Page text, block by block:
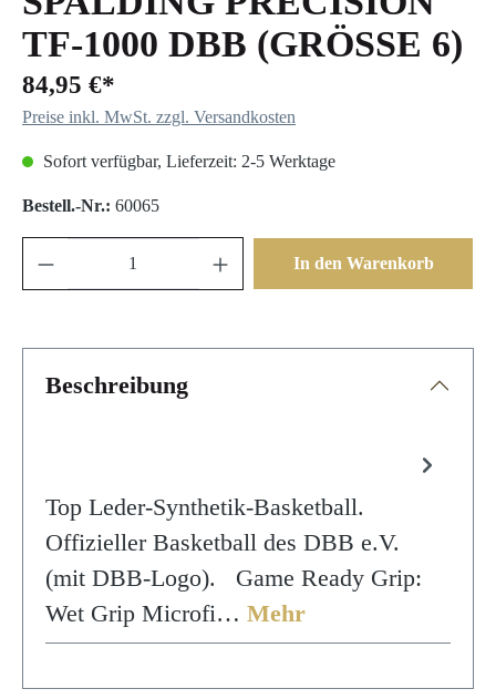
TF-1000 DBB (GRÖSSE 6)
84,95 €*
Preise inkl. MwSt. zzgl. Versandkosten
Sofort verfügbar, Lieferzeit: 2-5 Werktage
Bestell.-Nr.: 60065
In den Warenkorb
Beschreibung
Top Leder-Synthetik-Basketball.
Offizieller Basketball des DBB e.V.
(mit DBB-Logo). Game Ready Grip:
Wet Grip Microfi… Mehr